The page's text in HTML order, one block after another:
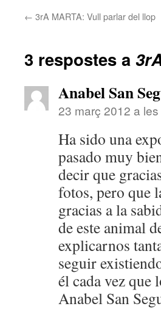
← 3rA MARTA: Vull parlar del llop
3 respostes a
Anabel San
23 març 2012 a
Ha sido una
pasado muy
decir que
fotos, pero que
gracias a la
de este animal
explicarnos
seguir
él cada vez que
Anabel San